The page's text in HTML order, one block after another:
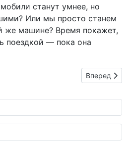
станут умнее, но
Или мы просто станем
же машине? Время покажет,
поездкой — пока она
Historia: высокая графика,Следующий:
Вперед